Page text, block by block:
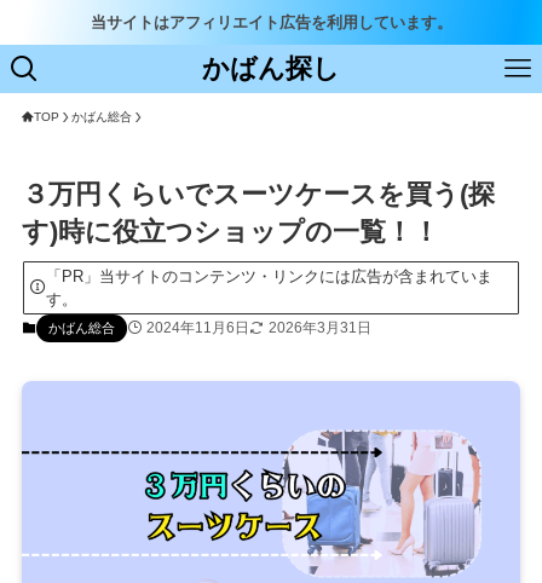
当サイトはアフィリエイト広告を利用しています。
かばん探し
TOP かばん総合
３万円くらいでスーツケースを買う(探
す)時に役立つショップの一覧！！
「PR」当サイトのコンテンツ・リンクには広告が含まれていま
す。
かばん総合 2024年11月6日 2026年3月31日